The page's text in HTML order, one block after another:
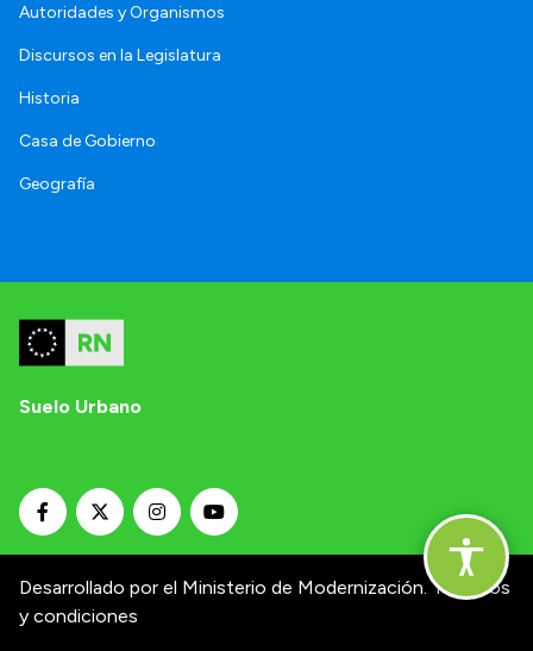
Autoridades y Organismos
Discursos en la Legislatura
Historia
Casa de Gobierno
Geografía
Suelo Urbano
Desarrollado por el Ministerio de Modernización. Términos
y condiciones